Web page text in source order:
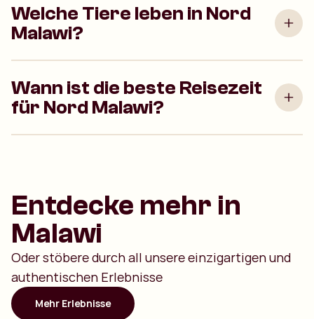
Welche Tiere leben in Nord
Malawi?
Wann ist die beste Reisezeit
für Nord Malawi?
Entdecke mehr in
Malawi
Oder stöbere durch all unsere einzigartigen und
authentischen Erlebnisse
Mehr Erlebnisse